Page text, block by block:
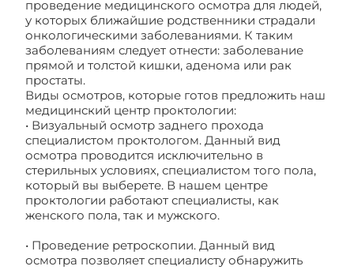
проведение медицинского осмотра для людей,
у которых ближайшие родственники страдали
онкологическими заболеваниями. К таким
заболеваниям следует отнести: заболевание
прямой и толстой кишки, аденома или рак
простаты.
Виды осмотров, которые готов предложить наш
медицинский центр проктологии:
• Визуальный осмотр заднего прохода
специалистом проктологом. Данный вид
осмотра проводится исключительно в
стерильных условиях, специалистом того пола,
который вы выберете. В нашем центре
проктологии работают специалисты, как
женского пола, так и мужского.
• Проведение ретроскопии. Данный вид
осмотра позволяет специалисту обнаружить